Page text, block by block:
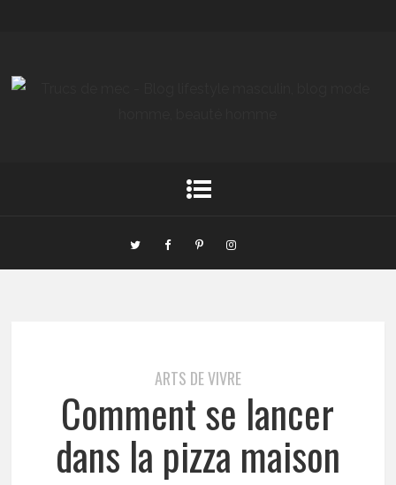
ARTS DE VIVRE
Comment se lancer
dans la pizza maison